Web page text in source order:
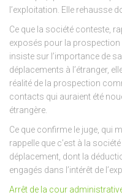
l’exploitation. Elle rehausse
Ce que la société conteste,
exposés pour la prospection
insiste sur l’importance de
déplacements à l’étranger,
réalité de la prospection
contacts qui auraient été
étrangère.
Ce que confirme le juge, qui
rappelle que c’est à la
déplacement, dont la
engagés dans l’intérêt de
Arrêt de la cour